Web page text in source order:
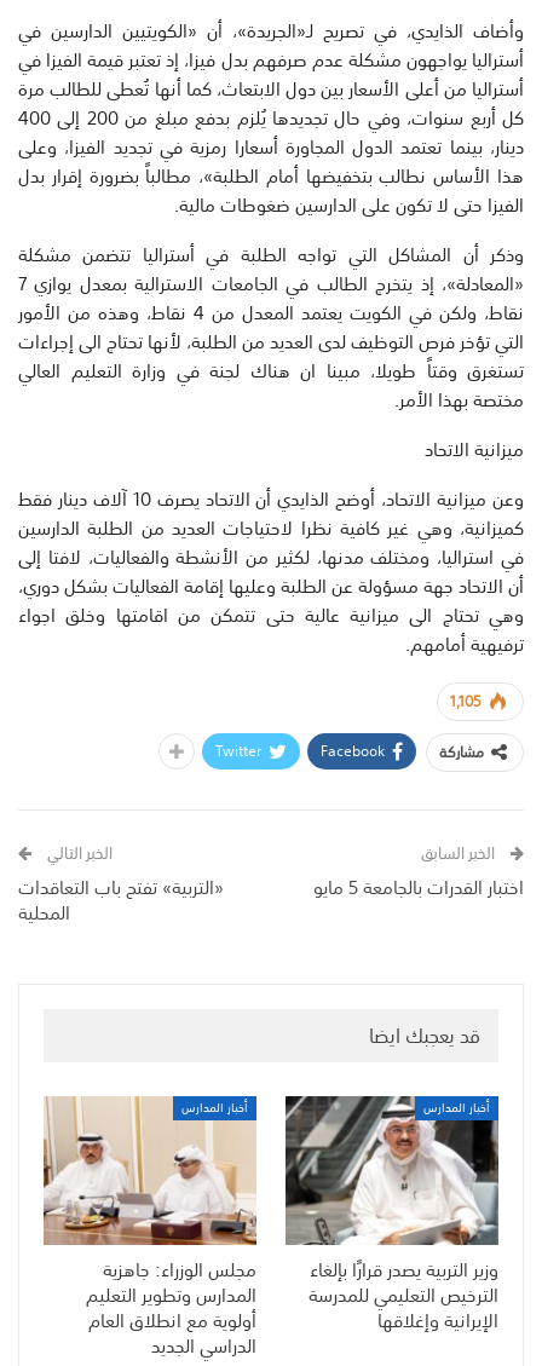
وأضاف الذايدي، في تصريح لـ«الجريدة»، أن «الكويتيين الدارسين في
أستراليا يواجهون مشكلة عدم صرفهم بدل فيزا، إذ تعتبر قيمة الفيزا في
أستراليا من أعلى الأسعار بين دول الابتعاث، كما أنها تُعطى للطالب مرة
كل أربع سنوات، وفي حال تجديدها يُلزم بدفع مبلغ من 200 إلى 400
دينار، بينما تعتمد الدول المجاورة أسعارا رمزية في تجديد الفيزا، وعلى
هذا الأساس نطالب بتخفيضها أمام الطلبة»، مطالباً بضرورة إقرار بدل
الفيزا حتى لا تكون على الدارسين ضغوطات مالية.
وذكر أن المشاكل التي تواجه الطلبة في أستراليا تتضمن مشكلة
«المعادلة»، إذ يتخرج الطالب في الجامعات الاسترالية بمعدل يوازي 7
نقاط، ولكن في الكويت يعتمد المعدل من 4 نقاط، وهذه من الأمور
التي تؤخر فرص التوظيف لدى العديد من الطلبة، لأنها تحتاج الى إجراءات
تستغرق وقتاً طويلا، مبينا ان هناك لجنة في وزارة التعليم العالي
مختصة بهذا الأمر.
ميزانية الاتحاد
وعن ميزانية الاتحاد، أوضح الذايدي أن الاتحاد يصرف 10 آلاف دينار فقط
كميزانية، وهي غير كافية نظرا لاحتياجات العديد من الطلبة الدارسين
في استراليا، ومختلف مدنها، لكثير من الأنشطة والفعاليات، لافتا إلى
أن الاتحاد جهة مسؤولة عن الطلبة وعليها إقامة الفعاليات بشكل دوري،
وهي تحتاج الى ميزانية عالية حتى تتمكن من اقامتها وخلق اجواء
ترفيهية أمامهم.
1,105
مشاركة
Facebook
Twitter
الخبر السابق
اختبار القدرات بالجامعة 5 مايو
الخبر التالي
«التربية» تفتح باب التعاقدات
المحلية
قد يعجبك ايضا
أخبار المدارس
وزير التربية يصدر قرارًا بإلغاء
الترخيص التعليمي للمدرسة
الإيرانية وإغلاقها
أخبار المدارس
مجلس الوزراء: جاهزية
المدارس وتطوير التعليم
أولوية مع انطلاق العام
الدراسي الجديد